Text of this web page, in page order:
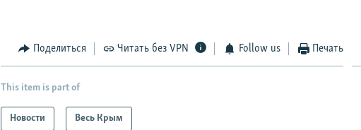
Поделиться Читать без VPN Follow us Печать
This item is part of
Новости Весь Крым